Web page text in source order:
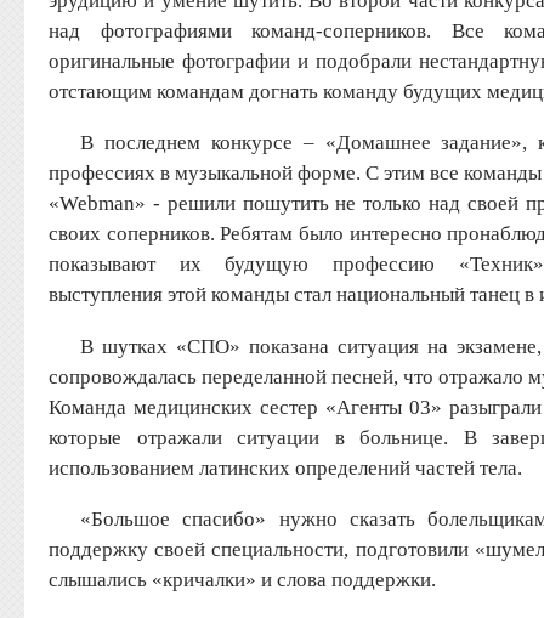
над фотографиями команд-соперников. Все
оригинальные фотографии и подобрали
отстающим командам догнать команду будущих
В последнем конкурсе – «Домашнее
профессиях в музыкальной форме. С этим все команды
«Webmаn» - решили пошутить не только над своей
своих соперников. Ребятам было интересно
показывают их будущую профессию
выступления этой команды стал национальный танец
В шутках «СПО» показана ситуация на
сопровождалась переделанной песней, что отражало
Команда медицинских сестер «Агенты 03»
которые отражали ситуации в больнице. В
использованием латинских определений частей тела.
«Большое спасибо» нужно сказать
поддержку своей специальности, подготовили
слышались «кричалки» и слова поддержки.